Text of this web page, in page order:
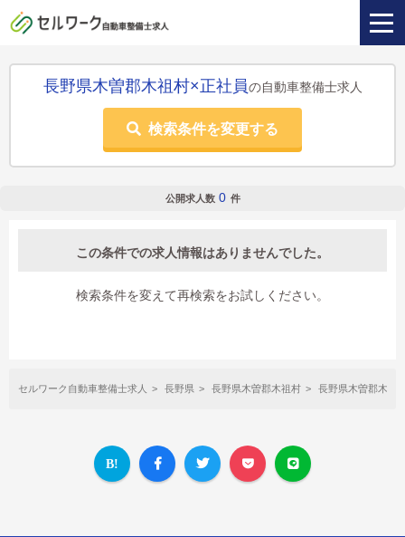
長野県木曽郡木祖村×正社員の自動車整備士求人
検索条件を変更する
公開求人数 0 件
この条件での求人情報はありませんでした。
検索条件を変えて再検索をお試しください。
セルワーク自動車整備士求人 長野県 長野県木曽郡木祖村 長野県木曽郡木祖